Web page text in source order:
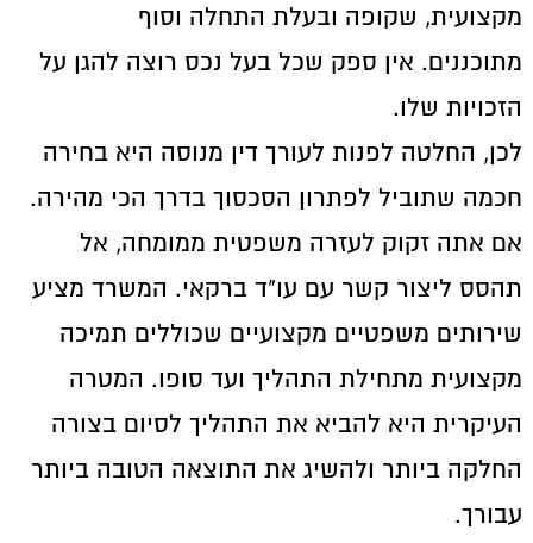
מקצועית, שקופה ובעלת התחלה וסוף
מתוכננים. אין ספק שכל בעל נכס רוצה להגן על
הזכויות שלו.
לכן, החלטה לפנות לעורך דין מנוסה היא בחירה
חכמה שתוביל לפתרון הסכסוך בדרך הכי מהירה.
אם אתה זקוק לעזרה משפטית ממומחה, אל
תהסס ליצור קשר עם עו"ד ברקאי. המשרד מציע
שירותים משפטיים מקצועיים שכוללים תמיכה
מקצועית מתחילת התהליך ועד סופו. המטרה
העיקרית היא להביא את התהליך לסיום בצורה
החלקה ביותר ולהשיג את התוצאה הטובה ביותר
עבורך.